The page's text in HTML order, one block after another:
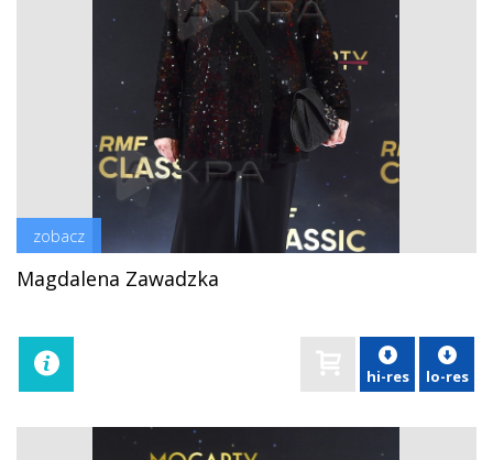
zobacz
Magdalena Zawadzka
hi-res lo-res